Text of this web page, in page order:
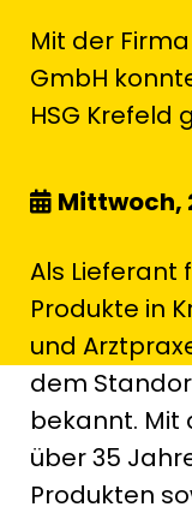
Mit der
GmbH
HSG Krefeld
Mittwoch,
Als Lieferant
Produkte in
und
dem
bekannt. Mit
über 35
Produkten